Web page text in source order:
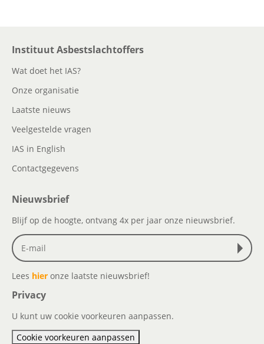
Instituut Asbestslachtoffers
Wat doet het IAS?
Onze organisatie
Laatste nieuws
Veelgestelde vragen
IAS in English
Contactgegevens
Nieuwsbrief
Blijf op de hoogte, ontvang 4x per jaar onze nieuwsbrief.
Lees hier onze laatste nieuwsbrief!
Privacy
U kunt uw cookie voorkeuren aanpassen.
Cookie voorkeuren aanpassen